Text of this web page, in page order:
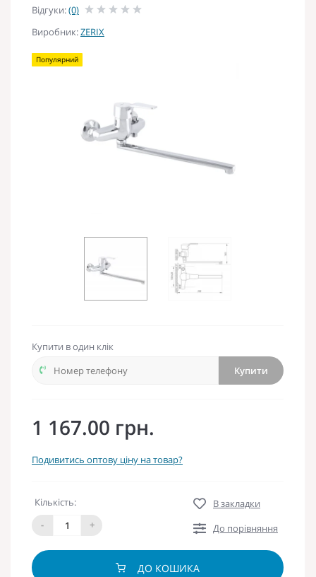
Відгуки:(0)
Виробник:ZERIX
Популярний
Купити в один клік
Купити
1 167.00 грн.
Подивитись оптову ціну на товар?
Кількість:
-
+
В закладки
До порівняння
ДО КОШИКА